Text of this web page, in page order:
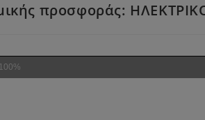
προσφοράς:
100%